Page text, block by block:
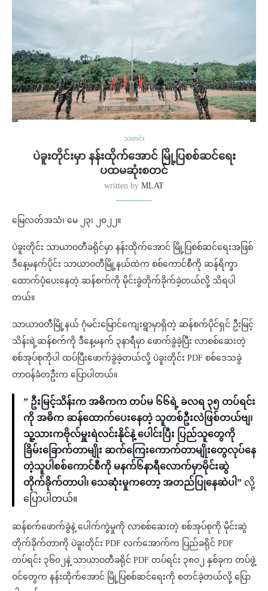
သတင်း
ပဲခူးတိုင်းမှာ နန်းထိုက်အောင် မြို့ပြစစ်ဆင်ရေး
ပထမဆုံးစတင်
written by MLAT
မြေလတ်အသံ၊ မေ ၂၃၊ ၂၀၂၂။
ပဲခူးတိုင်း သာယာဝတီခရိုင်မှာ နန်းထိုက်အောင် မြို့ပြစစ်ဆင်ရေးအဖြစ်
ဒီနေ့မနက်ပိုင်း သာယာဝတီမြို့နယ်ထဲက စစ်ကောင်စီကို ဆန်ရိက္ခာ
ထောက်ပံ့ပေးနေတဲ့ ဆန်စက်ကို မိုင်းခွဲတိုက်ခိုက်ခဲ့တယ်လို့ သိရပါ
တယ်။
သာယာဝတီမြို့နယ် ဂုံမင်းမြောင်ကျေးရွာမှာရှိတဲ့ ဆန်စက်ပိုင်ရှင် ဦးမြင့်
သိန်းရဲ့ဆန်စက်ကို ဒီနေ့မနက် ၃နာရီမှာ ဖောက်ခွဲခဲ့ပြီး လာစစ်ဆေးတဲ့
စစ်အုပ်စုကိုပါ ထပ်ပြီးဖောက်ခွဲခဲ့တယ်လို့ ပဲခူးတိုင်း PDF စစ်ဒေသခွဲ
တာဝန်ခံတဦးက ပြောပါတယ်။
” ဦးမြင့်သိန်းက အဓိကက တပ်မ ၆၆ရဲ့ ခလရ ၃၅ တပ်ရင်း
ကို အဓိက ဆန်ထောက်ပေးနေတဲ့ သူတစ်ဦးလဲဖြစ်တယ်ဗျ၊
သူ့သားကဗိုလ်မှူးရဲလင်းနိုင်နဲ့ ပေါင်းပြီး ပြည်သူတွေကို
ခြိမ်းခြောက်တာမျိုး ဆက်ကြေးကောက်တာမျိုးတွေလုပ်နေ
တဲ့သူပါစစ်ကောင်စီကို မနက်၆နာရီလောက်မှာမိုင်းဆွဲ
တိုက်ခိုက်တာပါ၊ သေဆုံးမှုကတော့ အတည်ပြုနေဆဲပါ” လို့
ပြောပါတယ်။
ဆန်စက်ဖောက်ခွဲနဲ့ ပေါက်ကွဲမှုကို လာစစ်ဆေးတဲ့ စစ်အုပ်စုကို မိုင်းဆွဲ
တိုက်ခိုက်တာကို ပဲခူးတိုင်း PDF လက်အောက်က ပြည်ခရိုင် PDF
တပ်ရင်း ၃၆၀၂နဲ့ သာယာဝတီခရိုင် PDF တပ်ရင်း ၃၈ဝ၂ နှစ်ခုက တပ်ဖွဲ့
ဝင်တွေက နန်းထိုက်အောင် မြို့ပြစစ်ဆင်ရေးကို စတင်ခဲ့တယ်လို့ ပြော